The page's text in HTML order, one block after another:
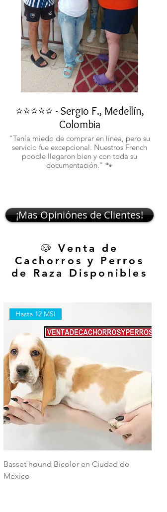
⭐⭐⭐⭐⭐ - Sergio F., Medellín,
Colombia
"Tenía miedo de comprar en línea, pero su
servicio fue excepcional. Nuestros French
poodle llegaron bien y con toda su
documentación." 🐾
¡Mas Opiniónes de Clientes!
🐶 Venta de
Cachorros y Perros
de Raza Disponibles
Hasta 12 MSI
Basset hound Bicolor en Ciudad de
Mexico